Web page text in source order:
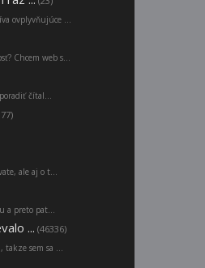
ovplyvňujúce ...
Chcem web s...
čítal...
ale aj o t...
a preto pat...
... (46336)
takze sem sa ...